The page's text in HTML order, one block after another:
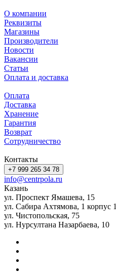
О компании
Реквизиты
Магазины
Производители
Новости
Вакансии
Статьи
Оплата и доставка
Оплата
Доставка
Хранение
Гарантия
Возврат
Сотрудничество
Контакты
+7 999 265 34 78
info@centrpola.ru
Казань
ул. Проспект Ямашева, 15
ул. Сабира Ахтямова, 1 корпус 1
ул. Чистопольская, 75
ул. Нурсултана Назарбаева, 10